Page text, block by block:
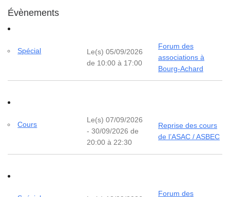
Évènements
Spécial
Le(s) 05/09/2026
de 10:00 à 17:00
Forum des
associations à
Bourg-Achard
Cours
Le(s) 07/09/2026
- 30/09/2026 de
20:00 à 22:30
Reprise des cours
de l’ASAC / ASBEC
Forum des